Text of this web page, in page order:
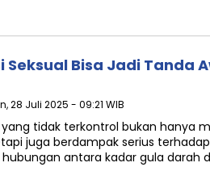
Seksual Bisa Jadi Tanda
28 Juli 2025 - 09:21 WIB
yang tidak terkontrol bukan hanya
juga berdampak serius
hubungan antara kadar gula darah